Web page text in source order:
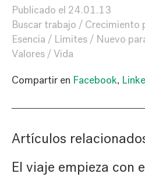
Publicado el 24.01.13
Buscar trabajo
Crecimiento
Esencia
Límites Nuevo
Valores
Vida
Compartir en Facebook,
Artículos
El viaje empieza con